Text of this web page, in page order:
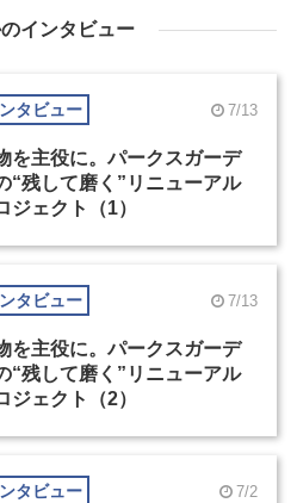
インタビュー
タビュー 7/13
を主役に。パークスガーデ
“残して磨く”リニューアル
ジェクト（1）
タビュー 7/13
を主役に。パークスガーデ
“残して磨く”リニューアル
ジェクト（2）
タビュー 7/2